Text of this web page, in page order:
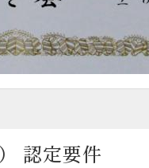
認定要件